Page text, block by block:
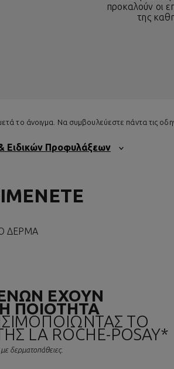
προκαλούν οι
της
το άνοιγμα. Να συμβουλεύεστε πάντα τις
Ειδικών Προφυλάξεων
ΔΈΡΜΑ
ΕΧΟΥΝ
ΠΟΙΟΤΗΤΑ
ΤΟ
LA ROCHE-POSAY*
δερματοπάθειες.